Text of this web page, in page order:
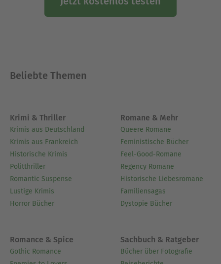
Beliebte Themen
Krimi & Thriller
Krimis aus Deutschland
Krimis aus Frankreich
Historische Krimis
Politthriller
Romantic Suspense
Lustige Krimis
Horror Bücher
Romane & Mehr
Queere Romane
Feministische Bücher
Feel-Good-Romane
Regency Romane
Historische Liebesromane
Familiensagas
Dystopie Bücher
Romance & Spice
Gothic Romance
Sachbuch & Ratgeber
Bücher über Fotografie